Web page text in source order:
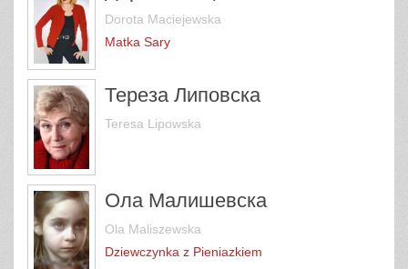
Dorota Maciejewska
Matka Sary
Тереза Липовска
Teresa Lipowska
Ола Малишевска
Ola Maliszewska
Dziewczynka z Pieniazkiem